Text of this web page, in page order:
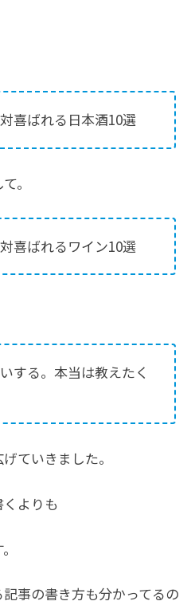
喜ばれる日本酒10選
。
喜ばれるワイン10選
する。本当は教えたく
ていきました。
よりも
事の書き方も分かってるの